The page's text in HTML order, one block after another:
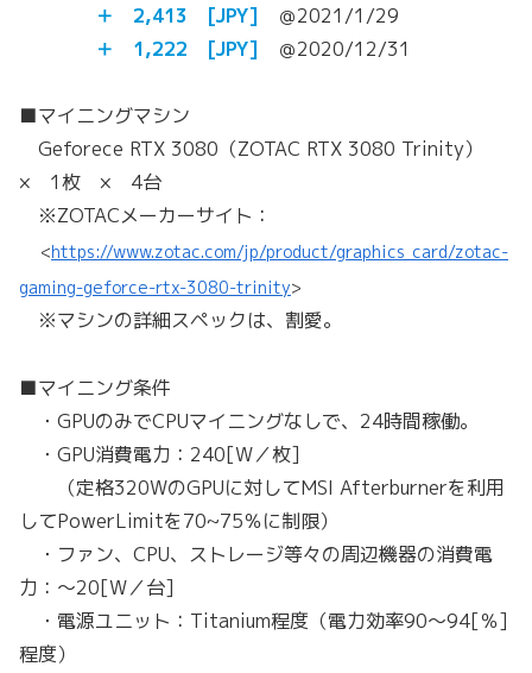
＋ 2,413 [JPY] ＠2021/1/29
＋ 1,222 [JPY] ＠2020/12/31
■マイニングマシン
Geforece RTX 3080（ZOTAC RTX 3080 Trinity）
× 1枚 × 4台
※ZOTACメーカーサイト：
<https://www.zotac.com/jp/product/graphics_card/zotac-
gaming-geforce-rtx-3080-trinity>
※マシンの詳細スペックは、割愛。
■マイニング条件
・GPUのみでCPUマイニングなしで、24時間稼働。
・GPU消費電力：240[W／枚]
（定格320WのGPUに対してMSI Afterburnerを利用
してPowerLimitを70~75％に制限）
・ファン、CPU、ストレージ等々の周辺機器の消費電
力：～20[W／台]
・電源ユニット：Titanium程度（電力効率90～94[％]
程度）